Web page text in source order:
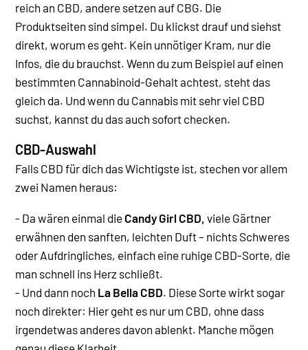
reich an CBD, andere setzen auf CBG. Die
Produktseiten sind simpel. Du klickst drauf und siehst
direkt, worum es geht. Kein unnötiger Kram, nur die
Infos, die du brauchst. Wenn du zum Beispiel auf einen
bestimmten Cannabinoid-Gehalt achtest, steht das
gleich da. Und wenn du Cannabis mit sehr viel CBD
suchst, kannst du das auch sofort checken.
CBD-Auswahl
Falls CBD für dich das Wichtigste ist, stechen vor allem
zwei Namen heraus:
- Da wären einmal die Candy Girl CBD, viele Gärtner
erwähnen den sanften, leichten Duft – nichts Schweres
oder Aufdringliches, einfach eine ruhige CBD-Sorte, die
man schnell ins Herz schließt.
- Und dann noch La Bella CBD. Diese Sorte wirkt sogar
noch direkter: Hier geht es nur um CBD, ohne dass
irgendetwas anderes davon ablenkt. Manche mögen